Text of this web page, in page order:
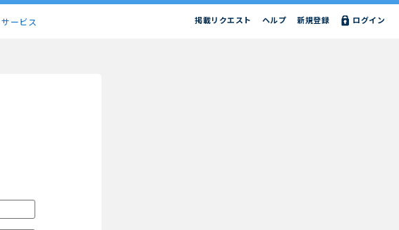
サービス ログイン
新規登録
ヘルプ
掲載リクエスト